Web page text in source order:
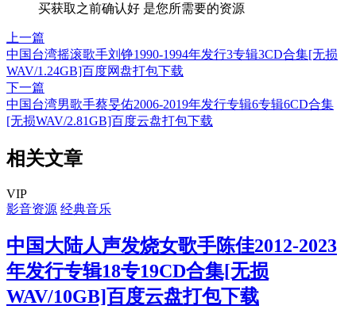
买获取之前确认好 是您所需要的资源
上一篇
中国台湾摇滚歌手刘铮1990-1994年发行3专辑3CD合集[无损
WAV/1.24GB]百度网盘打包下载
下一篇
中国台湾男歌手蔡旻佑2006-2019年发行专辑6专辑6CD合集
[无损WAV/2.81GB]百度云盘打包下载
相关文章
VIP
影音资源 经典音乐
中国大陆人声发烧女歌手陈佳2012-2023
年发行专辑18专19CD合集[无损
WAV/10GB]百度云盘打包下载